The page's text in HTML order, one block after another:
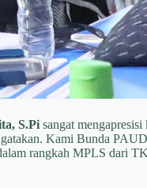
S.Pi sangat mengapresisi
Kami Bunda
rangkah MPLS dari